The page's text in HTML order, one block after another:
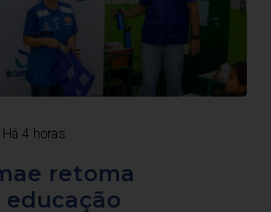
Há 4 horas
retoma